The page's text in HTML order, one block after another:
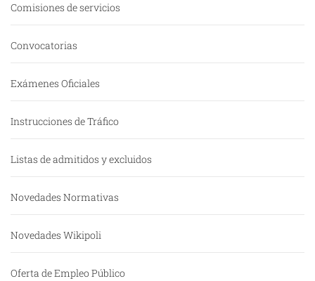
Comisiones de servicios
Convocatorias
Exámenes Oficiales
Instrucciones de Tráfico
Listas de admitidos y excluidos
Novedades Normativas
Novedades Wikipoli
Oferta de Empleo Público